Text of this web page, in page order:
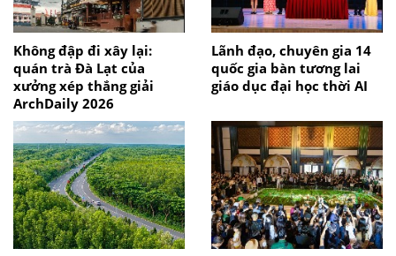
Không đập đi xây lại:
quán trà Đà Lạt của
xưởng xép thắng giải
ArchDaily 2026
Lãnh đạo, chuyên gia 14
quốc gia bàn tương lai
giáo dục đại học thời AI